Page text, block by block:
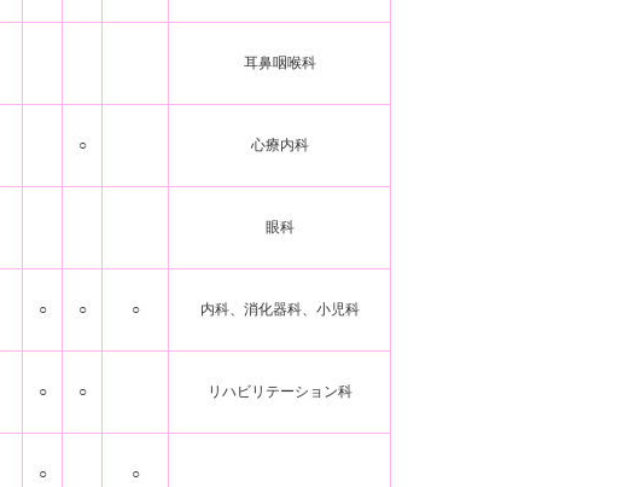
耳鼻咽喉科
○ 心療内科
眼科
○ ○ ○ 内科、消化器科、小児科
○ ○ リハビリテーション科
○ ○